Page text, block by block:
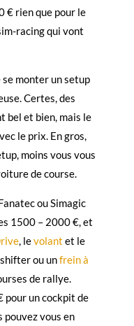
€ rien que pour le
racing qui vont
se monter un setup
Certes, des
bel et bien, mais le
le prix. En gros,
moins vous vous
de course.
ou Simagic
1500 – 2000 €, et
, levolant et le
ou unfrein à
de rallye.
pour un cockpit de
pouvez vous en